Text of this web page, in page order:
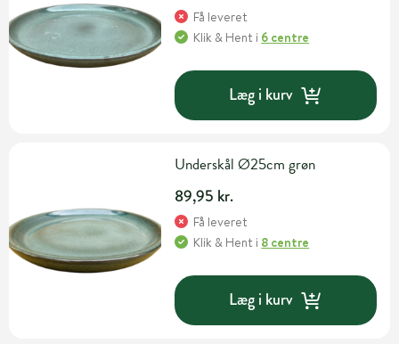
Få leveret
Klik & Hent i 6 centre
Læg i kurv
Underskål Ø25cm grøn
89,95 kr.
Få leveret
Klik & Hent i 8 centre
Læg i kurv